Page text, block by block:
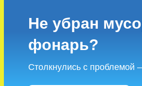
Не убран
фонарь?
Столкнулись с проблемой